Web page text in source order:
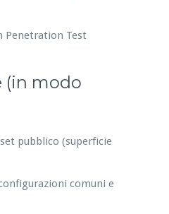
Penetration Test
(in modo
pubblico (superficie
comuni e